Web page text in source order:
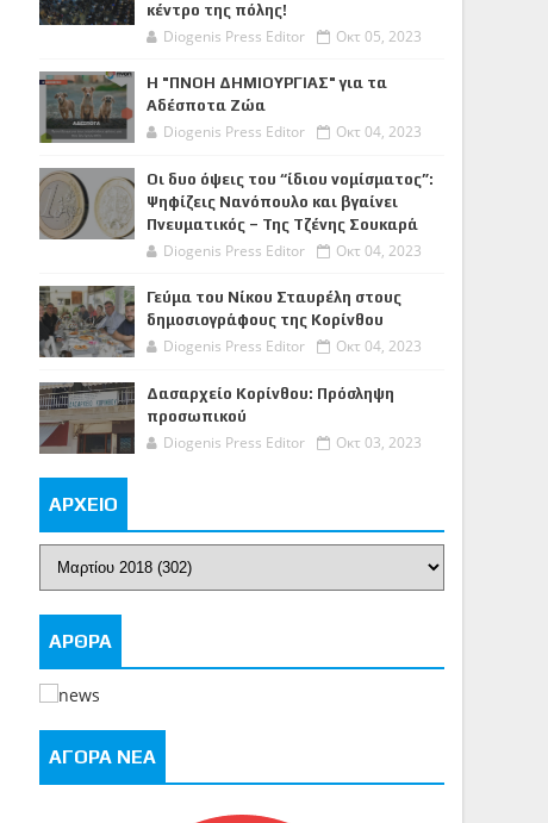
κέντρο της πόλης!
Diogenis Press Editor Οκτ 05, 2023
Η "ΠΝΟΗ ΔΗΜΙΟΥΡΓΙΑΣ" για τα
Αδέσποτα Ζώα
Diogenis Press Editor Οκτ 04, 2023
Οι δυο όψεις του “ίδιου νομίσματος”:
Ψηφίζεις Νανόπουλο και βγαίνει
Πνευματικός – Της Τζένης Σουκαρά
Diogenis Press Editor Οκτ 04, 2023
Γεύμα του Νίκου Σταυρέλη στους
δημοσιογράφους της Κορίνθου
Diogenis Press Editor Οκτ 04, 2023
Δασαρχείο Κορίνθου: Πρόσληψη
προσωπικού
Diogenis Press Editor Οκτ 03, 2023
ΑΡΧΕΙΟ
ΑΡΘΡΑ
ΑΓΟΡΑ ΝΕΑ